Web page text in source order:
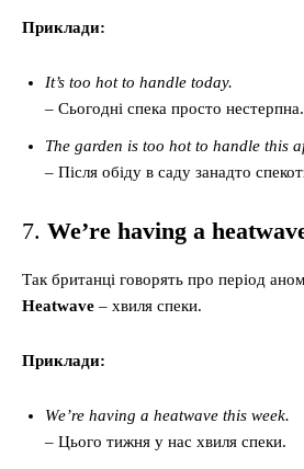
Приклади:
It’s too hot to handle today.
– Сьогодні спека просто нестерпна.
The garden is too hot to handle this
– Після обіду в саду занадто
7. We’re having a
Так британці говорять про період
Heatwave – хвиля спеки.
Приклади:
We’re having a heatwave this week.
– Цього тижня у нас хвиля спеки.